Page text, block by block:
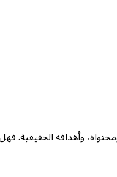
وأهدافه الحقيقية. فهل